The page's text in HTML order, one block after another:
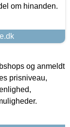
om hinanden.
og anmeldt
prisniveau,